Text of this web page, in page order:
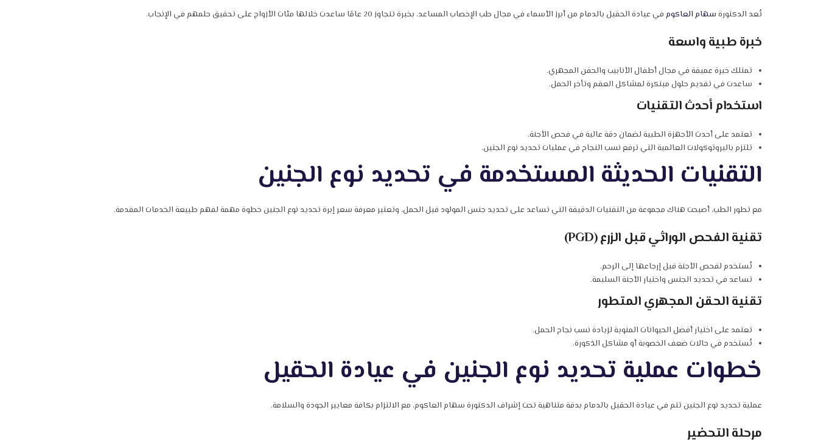
تُعد الدكتورة سهام العاكوم في عيادة الحقيل بالدمام من أبرز الأسماء في مجال طب الإخصاب المساعد، بخبرة تتجاوز 20 عامًا ساعدت خلالها مئات الأزواج على تحقيق حلمهم في الإنجاب.
خبرة طبية واسعة
تمتلك خبرة عميقة في مجال أطفال الأنابيب والحقن المجهري.
ساعدت في تقديم حلول مبتكرة لمشاكل العقم وتأخر الحمل.
استخدام أحدث التقنيات
تعتمد على أحدث الأجهزة الطبية لضمان دقة عالية في فحص الأجنة.
تلتزم بالبروتوكولات العالمية التي ترفع نسب النجاح في عمليات تحديد نوع الجنين.
التقنيات الحديثة المستخدمة في تحديد نوع الجنين
مع تطور الطب، أصبحت هناك مجموعة من التقنيات الدقيقة التي تساعد على تحديد جنس المولود قبل الحمل، وتعتبر معرفة سعر إبرة تحديد نوع الجنين خطوة مهمة لفهم طبيعة الخدمات المقدمة.
تقنية الفحص الوراثي قبل الزرع (PGD)
تُستخدم لفحص الأجنة قبل إرجاعها إلى الرحم.
تساعد في تحديد الجنس واختيار الأجنة السليمة.
تقنية الحقن المجهري المتطور
تعتمد على اختيار أفضل الحيوانات المنوية لزيادة نسب نجاح الحمل.
تُستخدم في حالات ضعف الخصوبة أو مشاكل الذكورة.
خطوات عملية تحديد نوع الجنين في عيادة الحقيل
عملية تحديد نوع الجنين تتم في عيادة الحقيل بالدمام بدقة متناهية تحت إشراف الدكتورة سهام العاكوم، مع الالتزام بكافة معايير الجودة والسلامة.
مرحلة التحضير